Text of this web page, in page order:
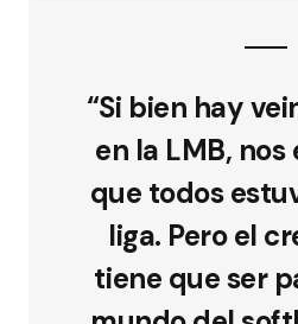
“Si bien hay
en la LMB,
que todos
liga. Pero el
tiene que ser